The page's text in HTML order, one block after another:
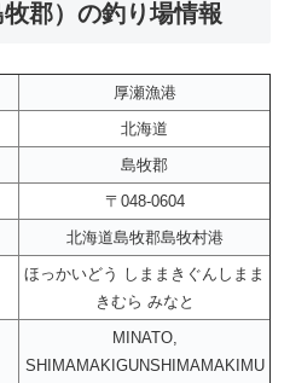
郡）の釣り場情報
厚瀬漁港
北海道
島牧郡
〒048-0604
北海道島牧郡島牧村港
ほっかいどう しままきぐんしまま
きむら みなと
MINATO,
SHIMAMAKIGUNSHIMAMAKIMU